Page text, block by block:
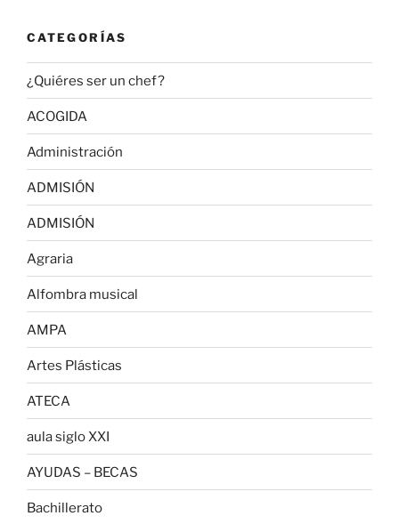
CATEGORÍAS
¿Quiéres ser un chef?
ACOGIDA
Administración
ADMISIÓN
ADMISIÓN
Agraria
Alfombra musical
AMPA
Artes Plásticas
ATECA
aula siglo XXI
AYUDAS – BECAS
Bachillerato